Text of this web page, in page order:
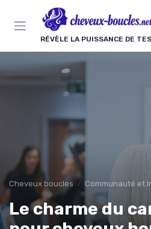
RÉVÈLE LA PUISSANCE DE
Cheveux boucles Communauté et
Le charme du
Panneau de gestion des cookies